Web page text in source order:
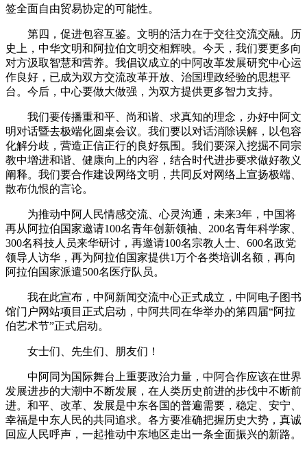
签全面自由贸易协定的可能性。
第四，促进包容互鉴。文明的活力在于交往交流交融。历
史上，中华文明和阿拉伯文明交相辉映。今天，我们要更多向
对方汲取智慧和营养。我倡议成立的中阿改革发展研究中心运
作良好，已成为双方交流改革开放、治国理政经验的思想平
台。今后，中心要做大做强，为双方提供更多智力支持。
我们要传播重和平、尚和谐、求真知的理念，办好中阿文
明对话暨去极端化圆桌会议。我们要以对话消除误解，以包容
化解分歧，营造正信正行的良好氛围。我们要深入挖掘不同宗
教中增进和谐、健康向上的内容，结合时代进步要求做好教义
阐释。我们要合作建设网络文明，共同反对网络上宣扬极端、
散布仇恨的言论。
为推动中阿人民情感交流、心灵沟通，未来3年，中国将
再从阿拉伯国家邀请100名青年创新领袖、200名青年科学家、
300名科技人员来华研讨，再邀请100名宗教人士、600名政党
领导人访华，再为阿拉伯国家提供1万个各类培训名额，再向
阿拉伯国家派遣500名医疗队员。
我在此宣布，中阿新闻交流中心正式成立，中阿电子图书
馆门户网站项目正式启动，中阿共同在华举办的第四届“阿拉
伯艺术节”正式启动。
女士们、先生们、朋友们！
中阿同为国际舞台上重要政治力量，中阿合作应该在世界
发展进步的大潮中不断发展，在人类历史前进的步伐中不断前
进。和平、改革、发展是中东各国的普遍需要，稳定、安宁、
幸福是中东人民的共同追求。各方要准确把握历史大势，真诚
回应人民呼声，一起推动中东地区走出一条全面振兴的新路。